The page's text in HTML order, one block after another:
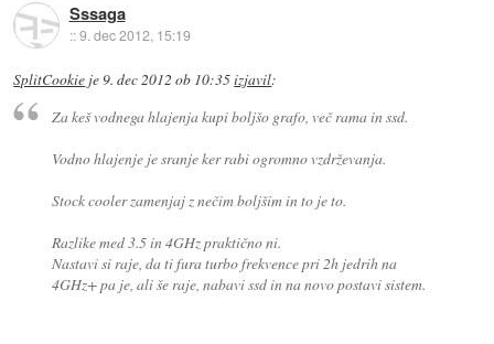
Sssaga
::9. dec 2012, 15:19
SplitCookie je9. dec 2012 ob 10:35izjavil:
Za keš vodnega hlajenja kupi boljšo grafo, več rama in ssd.
Vodno hlajenje je sranje ker rabi ogromno vzdrževanja.
Stock cooler zamenjaj z nečim boljšim in to je to.
Razlike med 3.5 in 4GHz praktično ni.
Nastavi si raje, da ti fura turbo frekvence pri 2h jedrih na
4GHz+ pa je, ali še raje, nabavi ssd in na novo postavi sistem.